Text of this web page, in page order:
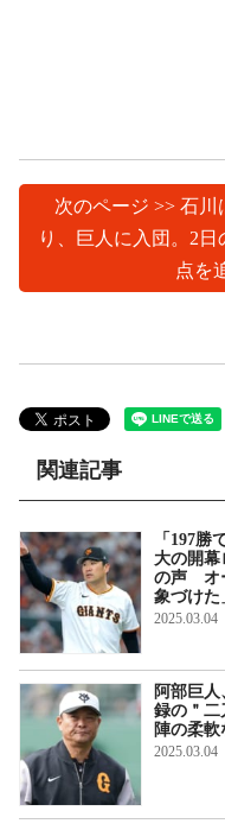
次のページ >> 石
り、巨人に入団。2
点を
関連記事
「197
大の開
の声 オ
象づけた
2025.03.04
阿部巨
録の＂二
陣の柔
2025.03.04